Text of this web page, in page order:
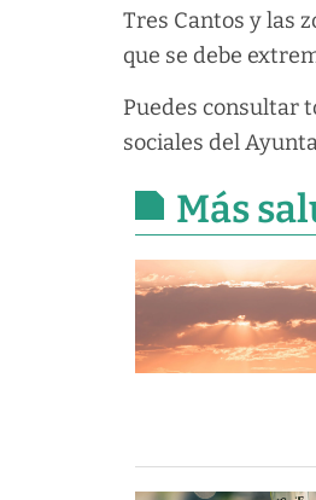
Tres Cantos y las
que se debe
Puedes consultar
sociales del
Más